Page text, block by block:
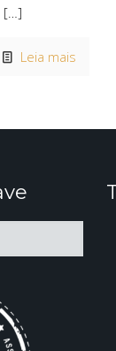
[…]
Leia mais